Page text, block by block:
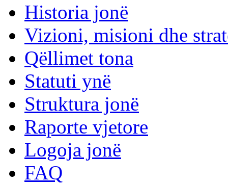
Historia jonë
Vizioni, misioni dhe
Qëllimet tona
Statuti ynë
Struktura jonë
Raporte vjetore
Logoja jonë
FAQ